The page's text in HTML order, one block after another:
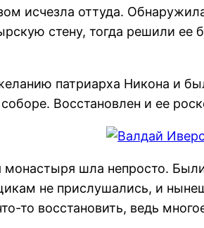
исчезла оттуда.
стену, тогда решили
патриарха Никона и
Восстановлен и ее
шла непросто.
не прислушались, и
то восстановить, ведь